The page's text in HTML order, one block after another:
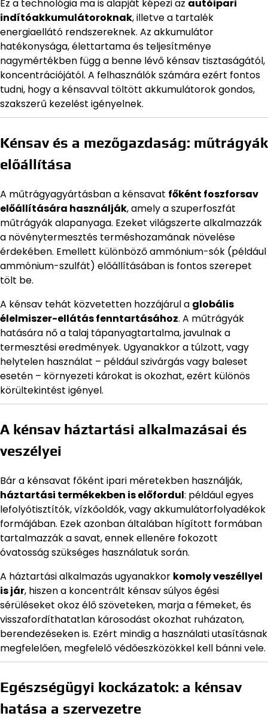
Ez a technológia ma is alapját képezi az autóipari
indítóakkumulátoroknak, illetve a tartalék
energiaellátó rendszereknek. Az akkumulátor
hatékonysága, élettartama és teljesítménye
nagymértékben függ a benne lévő kénsav tisztaságától,
koncentrációjától. A felhasználók számára ezért fontos
tudni, hogy a kénsavval töltött akkumulátorok gondos,
szakszerű kezelést igényelnek.
Kénsav és a mezőgazdaság: műtrágyák
előállítása
A műtrágyagyártásban a kénsavat főként foszforsav
előállítására használják, amely a szuperfoszfát
műtrágyák alapanyaga. Ezeket világszerte alkalmazzák
a növénytermesztés terméshozamának növelése
érdekében. Emellett különböző ammónium-sók (például
ammónium-szulfát) előállításában is fontos szerepet
tölt be.
A kénsav tehát közvetetten hozzájárul a globális
élelmiszer-ellátás fenntartásához. A műtrágyák
hatására nő a talaj tápanyagtartalma, javulnak a
termesztési eredmények. Ugyanakkor a túlzott, vagy
helytelen használat – például szivárgás vagy baleset
esetén – környezeti károkat is okozhat, ezért különös
körültekintést igényel.
A kénsav háztartási alkalmazásai és
veszélyei
Bár a kénsavat főként ipari méretekben használják,
háztartási termékekben is előfordul: például egyes
lefolyótisztítók, vízkőoldók, vagy akkumulátorfolyadékok
formájában. Ezek azonban általában hígított formában
tartalmazzák a savat, ennek ellenére fokozott
óvatosság szükséges használatuk során.
A háztartási alkalmazás ugyanakkor komoly veszéllyel
is jár, hiszen a koncentrált kénsav súlyos égési
sérüléseket okoz élő szöveteken, marja a fémeket, és
visszafordíthatatlan károsodást okozhat ruházaton,
berendezéseken is. Ezért mindig a használati utasításnak
megfelelően, megfelelő védőeszközökkel kell bánni vele.
Egészségügyi kockázatok: a kénsav
hatása a szervezetre